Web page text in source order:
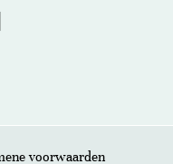
voorwaarden